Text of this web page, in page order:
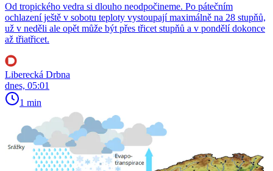
Od tropického vedra si dlouho neodpočineme. Po pátečním
ochlazení ještě v sobotu teploty vystoupají maximálně na 28 stupňů,
už v neděli ale opět může být přes třicet stupňů a v pondělí dokonce
až třiatřicet.
Liberecká Drbna
dnes, 05:01
1 min